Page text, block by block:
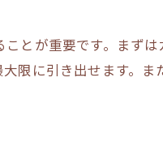
すべき脂肪冷却の注意
却施術の選び方
とが重要です。まず
限に引き出せます。